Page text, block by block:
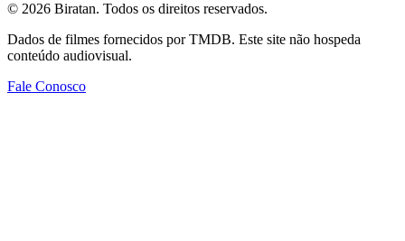
© 2026 Biratan. Todos os direitos reservados.
Dados de filmes fornecidos por TMDB. Este site não hospeda
conteúdo audiovisual.
Fale Conosco